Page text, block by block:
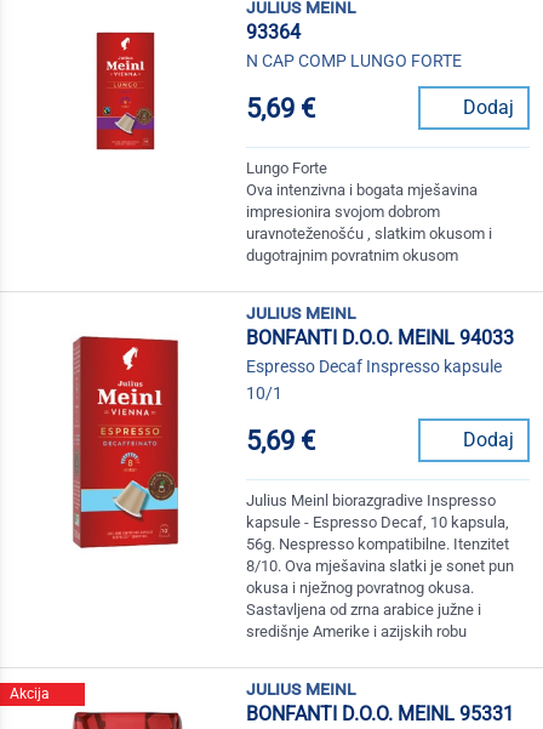
julius meinl
93364
N CAP COMP LUNGO FORTE
5,69 € Dodaj
Lungo Forte
Ova intenzivna i bogata mješavina
impresionira svojom dobrom
uravnoteženošću , slatkim okusom i
dugotrajnim povratnim okusom
julius meinl
BONFANTI D.O.O. MEINL 94033
Espresso Decaf Inspresso kapsule
10/1
5,69 € Dodaj
Julius Meinl biorazgradive Inspresso
kapsule - Espresso Decaf, 10 kapsula,
56g. Nespresso kompatibilne. Itenzitet
8/10. Ova mješavina slatki je sonet pun
okusa i nježnog povratnog okusa.
Sastavljena od zrna arabice južne i
središnje Amerike i azijskih robu
Akcija
julius meinl
BONFANTI D.O.O. MEINL 95331